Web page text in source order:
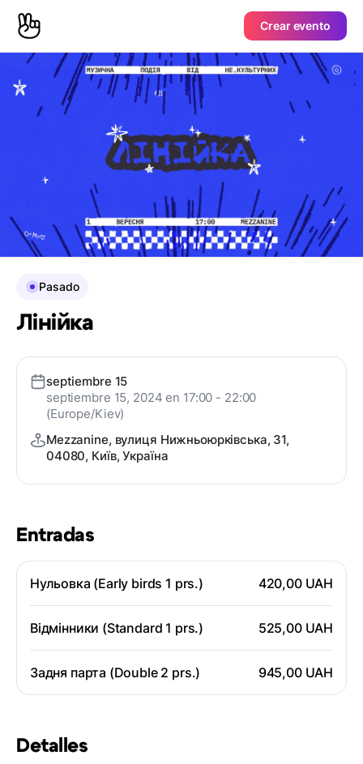
Crear evento
Entradas
Нульовка (Early birds 1 prs.) 420,00 UAH
Відмінники (Standard 1 prs.) 525,00 UAH
Задня парта (Double 2 prs.) 945,00 UAH
Detalles
Pasado
Лінійка
septiembre 15
septiembre 15, 2024 en 17:00 - 22:00
(Europe/Kiev)
Mezzanine, вулиця Нижньоюрківська, 31,
04080, Київ, Україна